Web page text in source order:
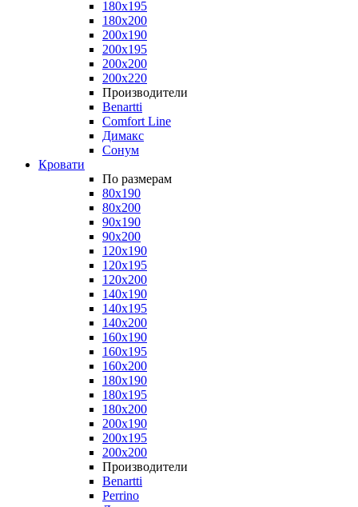
180x195
180x200
200x190
200x195
200x200
200x220
Производители
Benartti
Comfort Line
Димакс
Сонум
Кровати
По размерам
80x190
80x200
90x190
90x200
120x190
120x195
120x200
140x190
140x195
140x200
160x190
160x195
160x200
180x190
180x195
180x200
200x190
200x195
200x200
Производители
Benartti
Perrino